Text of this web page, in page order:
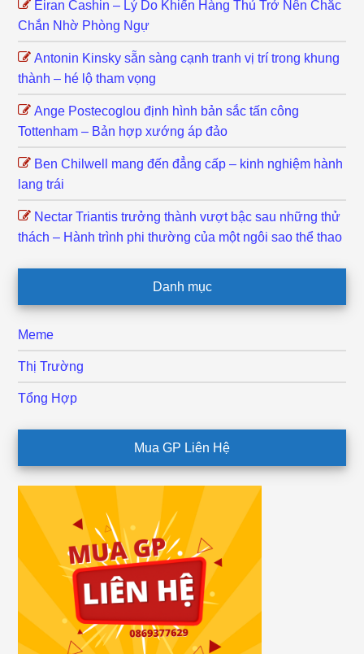
Eiran Cashin – Lý Do Khiến Hàng Thủ Trở Nên Chắc
Chắn Nhờ Phòng Ngự
Antonin Kinsky sẵn sàng cạnh tranh vị trí trong khung
thành – hé lộ tham vọng
Ange Postecoglou định hình bản sắc tấn công
Tottenham – Bản hợp xướng áp đảo
Ben Chilwell mang đến đẳng cấp – kinh nghiệm hành
lang trái
Nectar Triantis trưởng thành vượt bậc sau những thử
thách – Hành trình phi thường của một ngôi sao thể thao
Danh mục
Meme
Thị Trường
Tổng Hợp
Mua GP Liên Hệ